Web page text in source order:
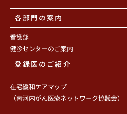
各部門の案内
看護部
健診センターのご案内
登録医のご紹介
在宅緩和ケアマップ
（南河内がん医療ネットワーク協議会）